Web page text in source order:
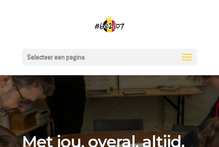
Selecteer een pagina
Met jou, overal, altijd.